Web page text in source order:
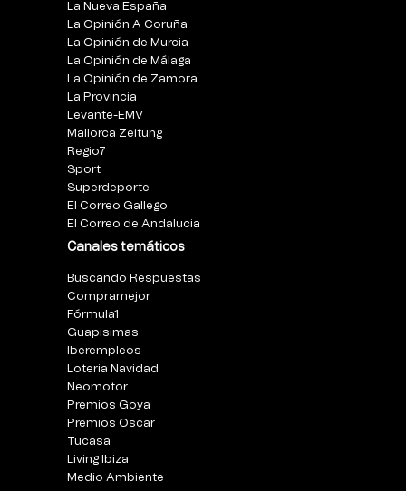
La Nueva España
La Opinión A Coruña
La Opinión de Murcia
La Opinión de Málaga
La Opinión de Zamora
La Provincia
Levante-EMV
Mallorca Zeitung
Regio7
Sport
Superdeporte
El Correo Gallego
El Correo de Andalucia
Canales temáticos
Buscando Respuestas
Compramejor
Fórmula1
Guapisimas
Iberempleos
Loteria Navidad
Neomotor
Premios Goya
Premios Oscar
Tucasa
Living Ibiza
Medio Ambiente